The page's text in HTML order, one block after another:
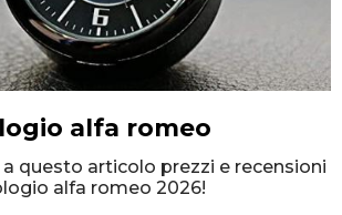
alfa romeo
questo articolo prezzi e recensioni
alfa romeo 2026!